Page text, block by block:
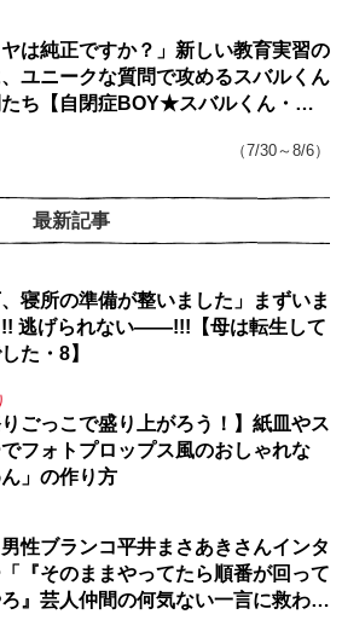
ヤは純正ですか？」新しい教育実習の
ユニークな質問で攻めるスバルくん
ち【自閉症BOY★スバルくん・
（7/30～8/6）
最新記事
、寝所の準備が整いました」まずいま
逃げられない――!!!【母は転生して
た・8】
りごっこで盛り上がろう！】紙皿やス
でフォトプロップス風のおしゃれな
ん」の作り方
性ブランコ平井まさあきさんインタ
『そのままやってたら順番が回って
ろ』芸人仲間の何気ない一言に救われ